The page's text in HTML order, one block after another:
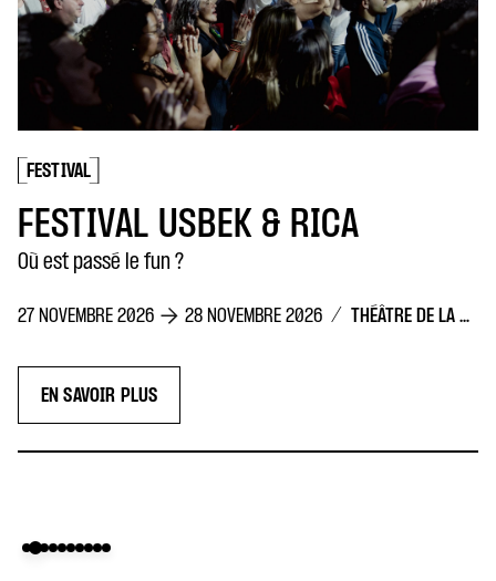
FESTIVAL
FESTIVAL USBEK & RICA
Où est passé le fun ?
27 NOVEMBRE 2026 28 NOVEMBRE 2026 / THÉÂTRE DE LA CONCORDE
EN SAVOIR PLUS